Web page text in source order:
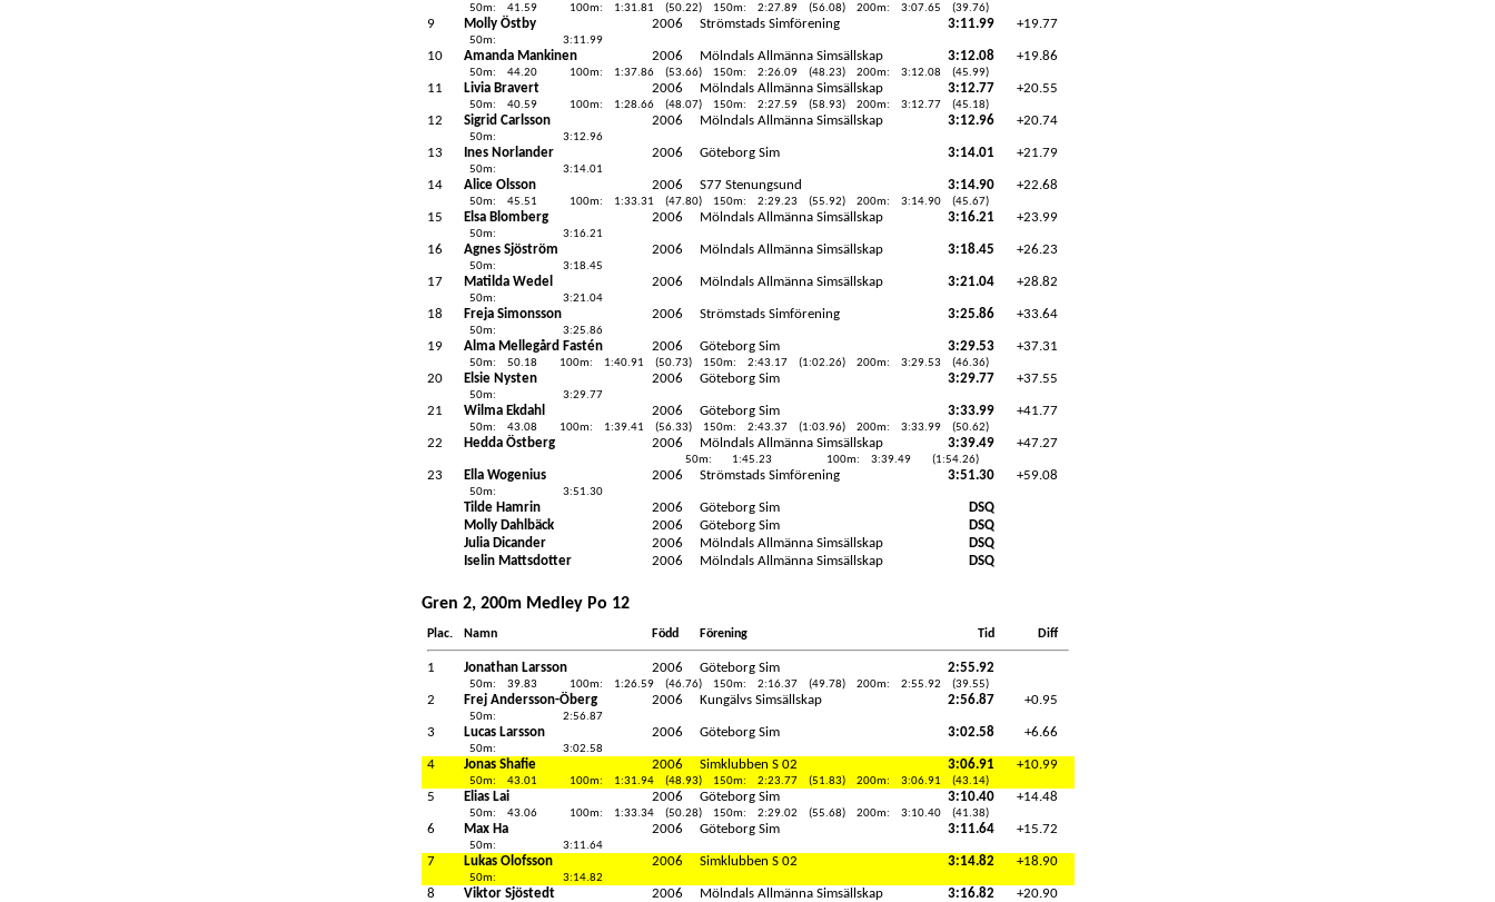
50m: 41.59 100m: 1:31.81 (50.22) 150m: 2:27.89 (56.08) 200m: 3:07.65 (39.76)
9 Molly Östby 2006 Strömstads Simförening 3:11.99 +19.77
50m: 3:11.99
10 Amanda Mankinen 2006 Mölndals Allmänna Simsällskap 3:12.08 +19.86
50m: 44.20 100m: 1:37.86 (53.66) 150m: 2:26.09 (48.23) 200m: 3:12.08 (45.99)
11 Livia Bravert 2006 Mölndals Allmänna Simsällskap 3:12.77 +20.55
50m: 40.59 100m: 1:28.66 (48.07) 150m: 2:27.59 (58.93) 200m: 3:12.77 (45.18)
12 Sigrid Carlsson 2006 Mölndals Allmänna Simsällskap 3:12.96 +20.74
50m: 3:12.96
13 Ines Norlander 2006 Göteborg Sim 3:14.01 +21.79
50m: 3:14.01
14 Alice Olsson 2006 S77 Stenungsund 3:14.90 +22.68
50m: 45.51 100m: 1:33.31 (47.80) 150m: 2:29.23 (55.92) 200m: 3:14.90 (45.67)
15 Elsa Blomberg 2006 Mölndals Allmänna Simsällskap 3:16.21 +23.99
50m: 3:16.21
16 Agnes Sjöström 2006 Mölndals Allmänna Simsällskap 3:18.45 +26.23
50m: 3:18.45
17 Matilda Wedel 2006 Mölndals Allmänna Simsällskap 3:21.04 +28.82
50m: 3:21.04
18 Freja Simonsson 2006 Strömstads Simförening 3:25.86 +33.64
50m: 3:25.86
19 Alma Mellegård Fastén 2006 Göteborg Sim 3:29.53 +37.31
50m: 50.18 100m: 1:40.91 (50.73) 150m: 2:43.17 (1:02.26) 200m: 3:29.53 (46.36)
20 Elsie Nysten 2006 Göteborg Sim 3:29.77 +37.55
50m: 3:29.77
21 Wilma Ekdahl 2006 Göteborg Sim 3:33.99 +41.77
50m: 43.08 100m: 1:39.41 (56.33) 150m: 2:43.37 (1:03.96) 200m: 3:33.99 (50.62)
22 Hedda Östberg 2006 Mölndals Allmänna Simsällskap 3:39.49 +47.27
50m: 1:45.23 100m: 3:39.49 (1:54.26)
23 Ella Wogenius 2006 Strömstads Simförening 3:51.30 +59.08
50m: 3:51.30
Tilde Hamrin 2006 Göteborg Sim
DSQ
Molly Dahlbäck
2006 Göteborg Sim
DSQ
Julia Dicander
2006 Mölndals Allmänna Simsällskap
DSQ
Iselin Mattsdotter
2006 Mölndals Allmänna Simsällskap DSQ
Gren 2, 200m Medley Po 12
Plac. Namn Född Förening Tid Diff
1 Jonathan Larsson 2006 Göteborg Sim 2:55.92
50m: 39.83 100m: 1:26.59 (46.76) 150m: 2:16.37 (49.78) 200m: 2:55.92 (39.55)
2 Frej Andersson-Öberg 2006 Kungälvs Simsällskap 2:56.87 +0.95
50m: 2:56.87
3 Lucas Larsson 2006 Göteborg Sim 3:02.58 +6.66
50m: 3:02.58
4 Jonas Shafie 2006 Simklubben S 02 3:06.91 +10.99
50m: 43.01 100m: 1:31.94 (48.93) 150m: 2:23.77 (51.83) 200m: 3:06.91 (43.14)
5 Elias Lai 2006 Göteborg Sim 3:10.40 +14.48
50m: 43.06 100m: 1:33.34 (50.28) 150m: 2:29.02 (55.68) 200m: 3:10.40 (41.38)
6 Max Ha 2006 Göteborg Sim 3:11.64 +15.72
50m: 3:11.64
7 Lukas Olofsson 2006 Simklubben S 02 3:14.82 +18.90
50m: 3:14.82
8 Viktor Sjöstedt 2006 Mölndals Allmänna Simsällskap 3:16.82 +20.90